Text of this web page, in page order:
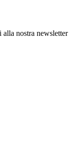
nostra newsletter